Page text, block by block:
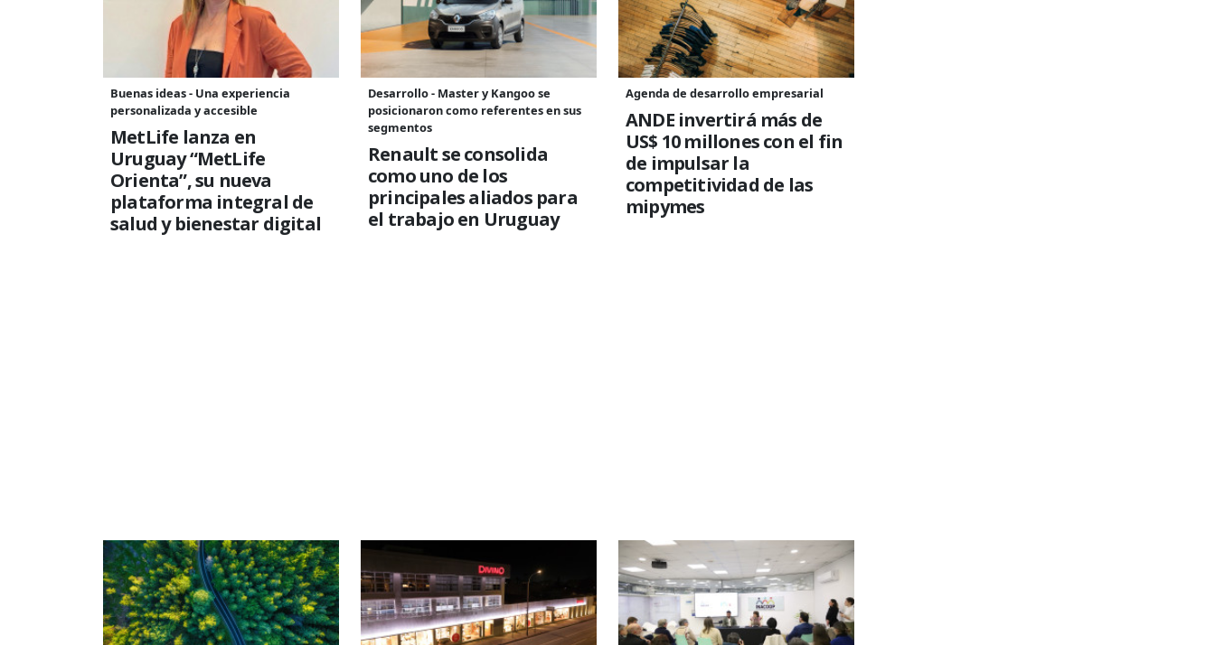
Buenas ideas - Una experiencia
personalizada y accesible
MetLife lanza en
Uruguay “MetLife
Orienta”, su nueva
plataforma integral de
salud y bienestar digital
Desarrollo - Master y Kangoo se
posicionaron como referentes en sus
segmentos
Renault se consolida
como uno de los
principales aliados para
el trabajo en Uruguay
Agenda de desarrollo empresarial
ANDE invertirá más de
US$ 10 millones con el fin
de impulsar la
competitividad de las
mipymes